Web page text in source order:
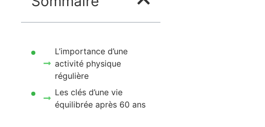
L’importance d’une
activité physique
régulière
Les clés d’une vie
équilibrée après 60 ans